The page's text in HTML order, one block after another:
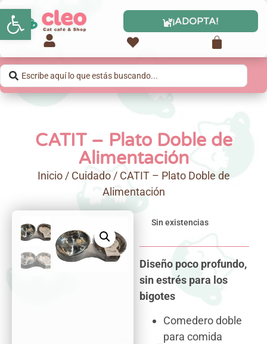
Abrir barra de herramientas ¡ADOPTA!
CATIT – Plato Doble de
Alimentación
Inicio/ Cuidado/ CATIT – Plato Doble de
Alimentación
Sin existencias
Diseño poco profundo,
sin estrés para los
bigotes
Comedero doble
para comida